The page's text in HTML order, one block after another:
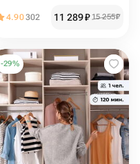
4.90302 11 289₽ 15 255₽
-29%